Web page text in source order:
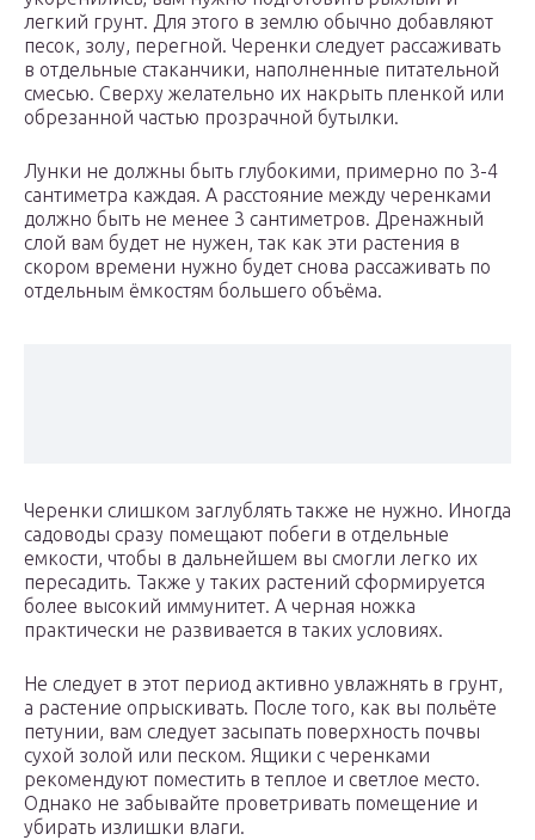
легкий грунт. Для этого в землю обычно добавляют
песок, золу, перегной. Черенки следует рассаживать
в отдельные стаканчики, наполненные питательной
смесью. Сверху желательно их накрыть пленкой или
обрезанной частью прозрачной бутылки.
Лунки не должны быть глубокими, примерно по 3-4
сантиметра каждая. А расстояние между черенками
должно быть не менее 3 сантиметров. Дренажный
слой вам будет не нужен, так как эти растения в
скором времени нужно будет снова рассаживать по
отдельным ёмкостям большего объёма.
Черенки слишком заглублять также не нужно. Иногда
садоводы сразу помещают побеги в отдельные
емкости, чтобы в дальнейшем вы смогли легко их
пересадить. Также у таких растений сформируется
более высокий иммунитет. А черная ножка
практически не развивается в таких условиях.
Не следует в этот период активно увлажнять в грунт,
а растение опрыскивать. После того, как вы польёте
петунии, вам следует засыпать поверхность почвы
сухой золой или песком. Ящики с черенками
рекомендуют поместить в теплое и светлое место.
Однако не забывайте проветривать помещение и
убирать излишки влаги.